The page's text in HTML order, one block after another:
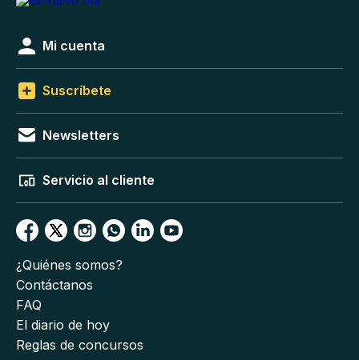
Mi cuenta
Suscríbete
Newsletters
Servicio al cliente
¿Quiénes somos?
Contáctanos
FAQ
El diario de hoy
Reglas de concursos